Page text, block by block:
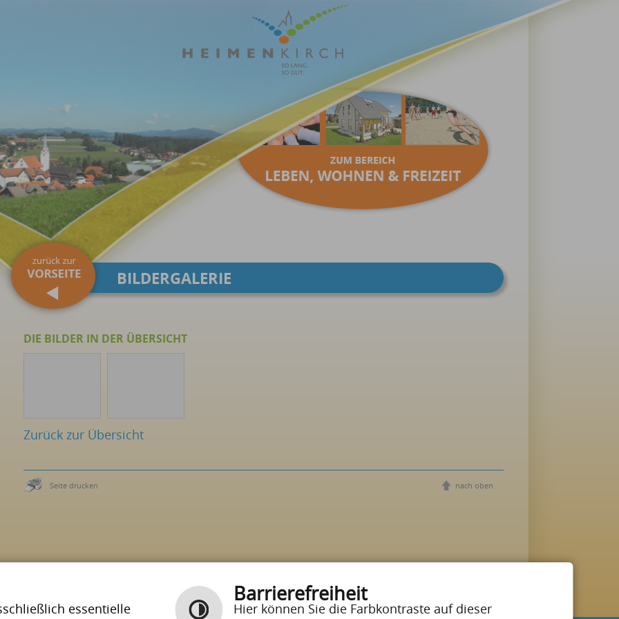
BILDERGALERIE
DIE BILDER IN DER ÜBERSICHT
Zurück zur Übersicht
Seite drucken nach oben
essentielle
Barrierefreiheit
Hier können Sie die Farbkontraste auf dieser